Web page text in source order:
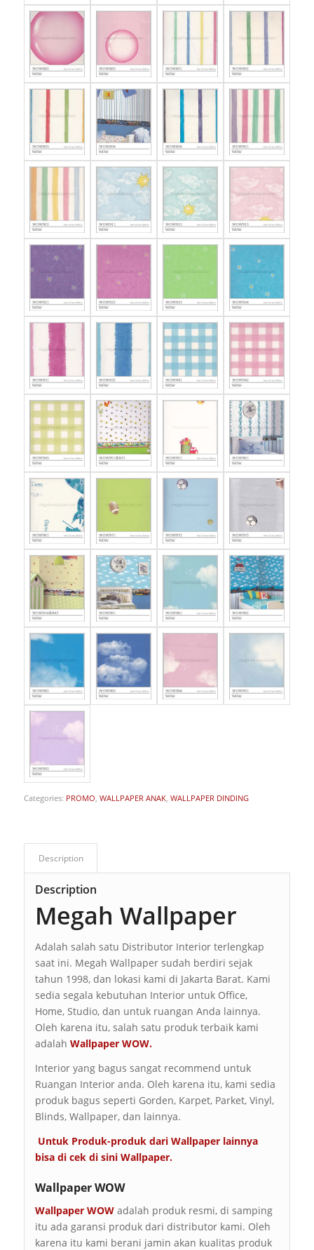
Categories: PROMO WALLPAPER ANAK, WALLPAPER DINDING
Description
Description
Megah Wallpaper
Adalah salah satu Distributor Interior terlengkap
saat ini. Megah Wallpaper sudah berdiri sejak
tahun 1998, dan lokasi kami di Jakarta Barat. Kami
sedia segala kebutuhan Interior untuk Office,
Home, Studio, dan untuk ruangan Anda lainnya.
Oleh karena itu, salah satu produk terbaik kami
adalah Wallpaper WOW.
Interior yang bagus sangat recommend untuk
Ruangan Interior anda. Oleh karena itu, kami sedia
produk bagus seperti Gorden, Karpet, Parket, Vinyl,
Blinds, Wallpaper, dan lainnya.
Untuk Produk-produk dari Wallpaper lainnya
bisa di cek di sini Wallpaper.
Wallpaper WOW
Wallpaper WOW adalah produk resmi, di samping
itu ada garansi produk dari distributor kami. Oleh
karena itu kami berani jamin akan kualitas produk